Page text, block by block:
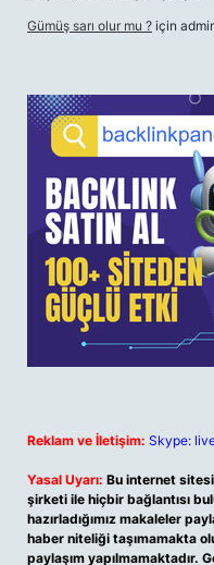
Gümüş sarı olur mu ? için
Reklam ve İletişim: Skype:
Yasal Uyarı: Bu internet
şirketi ile hiçbir bağlantısı
hazırladığımız makaleler
haber niteliği taşımamakta
paylaşım yapılmamaktadır.